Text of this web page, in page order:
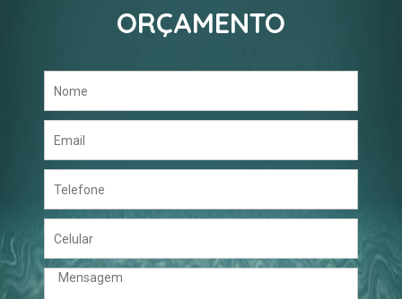
ORÇAMENTO